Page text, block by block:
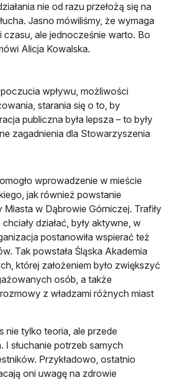
nie od razu przełożą się na
Jasno mówiliśmy, że wymaga
czasu, ale jednocześnie warto. Bo
Alicja Kowalska.
wpływu, możliwości
starania się o to, by
publiczna była lepsza – to były
zagadnienia dla Stowarzyszenia
wprowadzenie w mieście
jak również powstanie
Miasta w Dąbrowie Górniczej. Trafiły
działać, były aktywne, w
postanowiła wspierać też
Tak powstała Śląska Akademia
której założeniem było zwiększyć
osób, a także
z władzami różnych miast
nie tylko teoria, ale przede
I słuchanie potrzeb samych
Przykładowo, ostatnio
oni uwagę na zdrowie